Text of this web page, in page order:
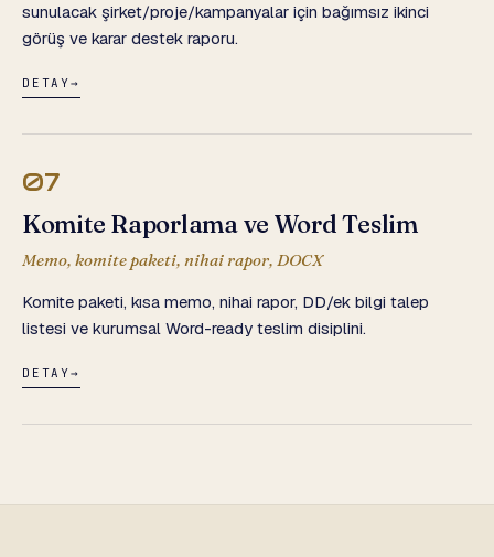
sunulacak şirket/proje/kampanyalar için bağımsız ikinci
görüş ve karar destek raporu.
DETAY→
07
Komite Raporlama ve Word Teslim
Memo, komite paketi, nihai rapor, DOCX
Komite paketi, kısa memo, nihai rapor, DD/ek bilgi talep
listesi ve kurumsal Word-ready teslim disiplini.
DETAY→